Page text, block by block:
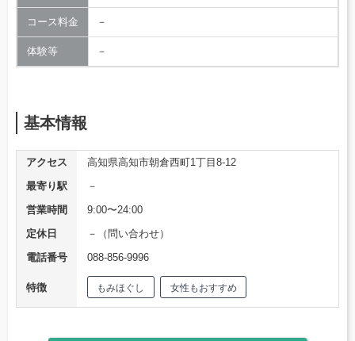
コース料金 －
体験等 －
基本情報
アクセス
高知県高知市朝倉西町1丁目8-12
最寄り駅
－
営業時間
9:00〜24:00
定休日
－（問い合わせ）
電話番号
088-856-9996
特徴 もみほぐし 女性もおすすめ